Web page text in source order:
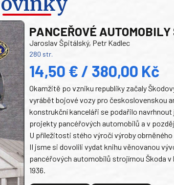
PANCEŘOVÉ AUTOMOBILY
Jaroslav Špitálský, Petr Kadlec
280 str.
14,50 € / 380,00 Kč
Okamžitě po vzniku republiky začaly
vyrábět bojové vozy pro československou
konstrukční kanceláři se podařilo navrhnout
projekty pancéřových automobilů a v
U příležitosti stého výročí výroby
II jsme si dovolili vydat knihu věnovanou
pancéřových automobilů strojírnou Škoda v
1936.